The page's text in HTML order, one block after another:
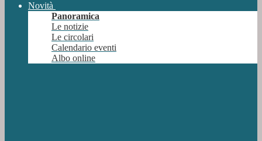
Novità
Panoramica
Le notizie
Le circolari
Calendario eventi
Albo online